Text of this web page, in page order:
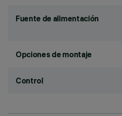
Fuente de alimentación
Opciones de montaje
Control